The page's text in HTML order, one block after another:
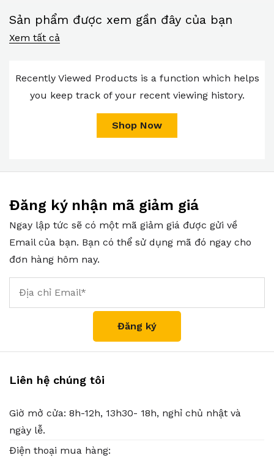
Sản phẩm được xem gần đây của bạn
Xem tất cả
Recently Viewed Products is a function which helps
you keep track of your recent viewing history.
Shop Now
Đăng ký nhận mã giảm giá
Ngay lập tức sẽ có một mã giảm giá được gửi về
Email của bạn. Bạn có thể sử dụng mã đó ngay cho
đơn hàng hôm nay.
Liên hệ chúng tôi
Giờ mở cửa: 8h-12h, 13h30- 18h, nghỉ chủ nhật và
ngày lễ.
Điện thoại mua hàng: